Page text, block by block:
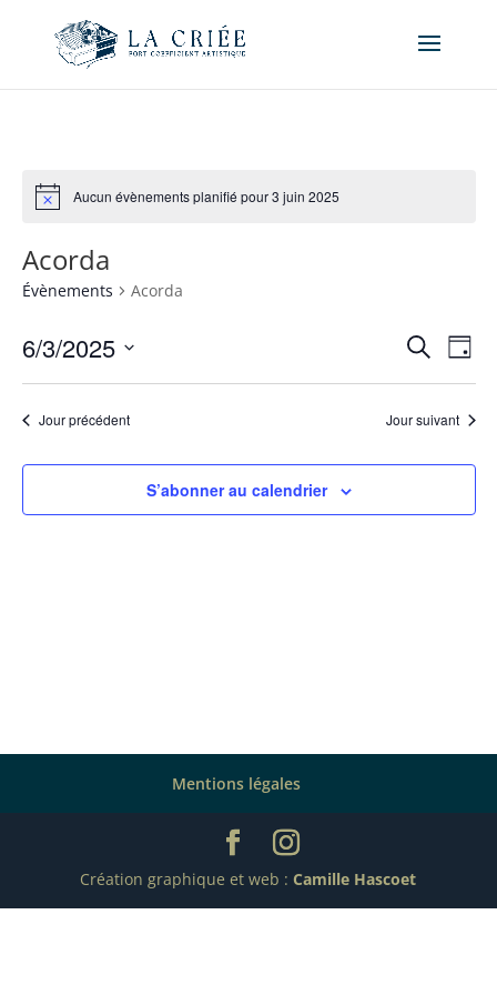
Aucun évènements planifié pour 3 juin 2025
Acorda
Évènements Acorda
et
de
vues
Recherche
de
Jour
6/3/2025
date.Jour précédent Jour suivant
S’abonner au calendrier
Mentions légales
Création graphique et web : Camille Hascoet